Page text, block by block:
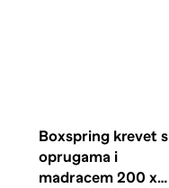
Boxspring krevet s
oprugama i
madracem 200 x